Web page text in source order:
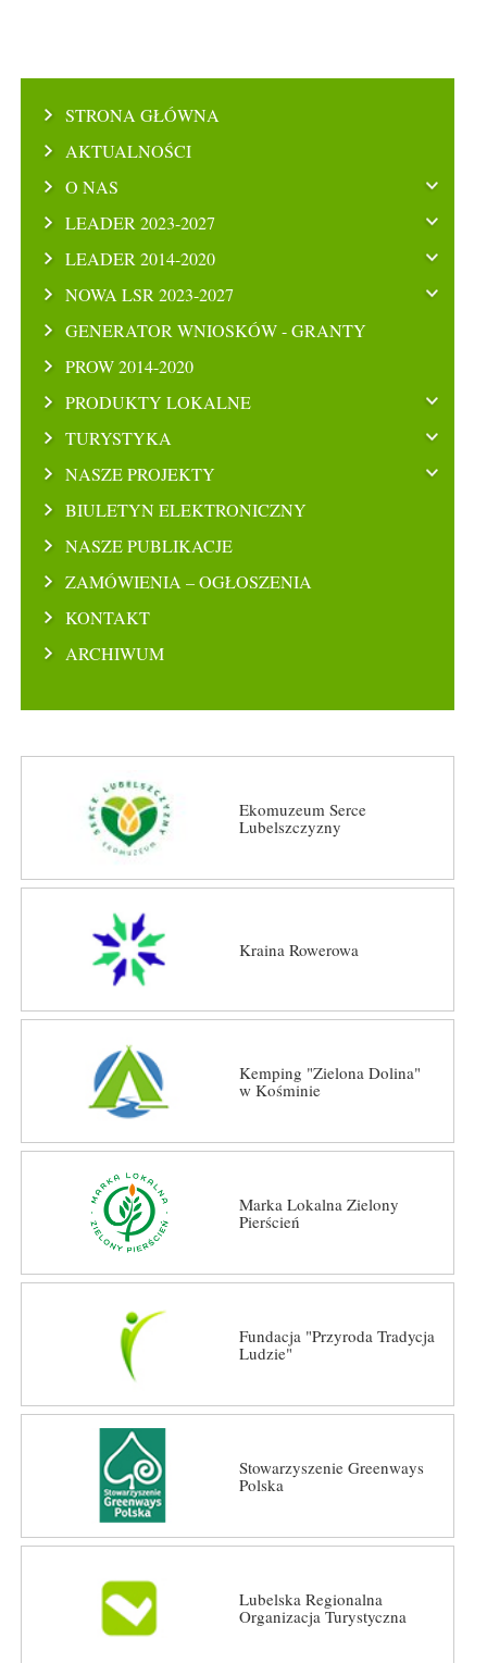
STRONA GŁÓWNA
AKTUALNOŚCI
O NAS
LEADER 2023-2027
LEADER 2014-2020
NOWA LSR 2023-2027
GENERATOR WNIOSKÓW - GRANTY
PROW 2014-2020
PRODUKTY LOKALNE
TURYSTYKA
NASZE PROJEKTY
BIULETYN ELEKTRONICZNY
NASZE PUBLIKACJE
ZAMÓWIENIA – OGŁOSZENIA
KONTAKT
ARCHIWUM
Ekomuzeum Serce
Lubelszczyzny
Kraina Rowerowa
Kemping "Zielona Dolina"
w Kośminie
Marka Lokalna Zielony
Pierścień
Fundacja "Przyroda Tradycja
Ludzie"
Stowarzyszenie Greenways
Polska
Lubelska Regionalna
Organizacja Turystyczna